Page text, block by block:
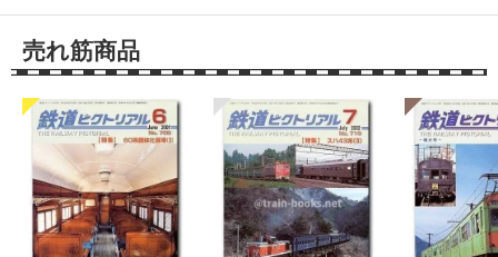
売れ筋商品